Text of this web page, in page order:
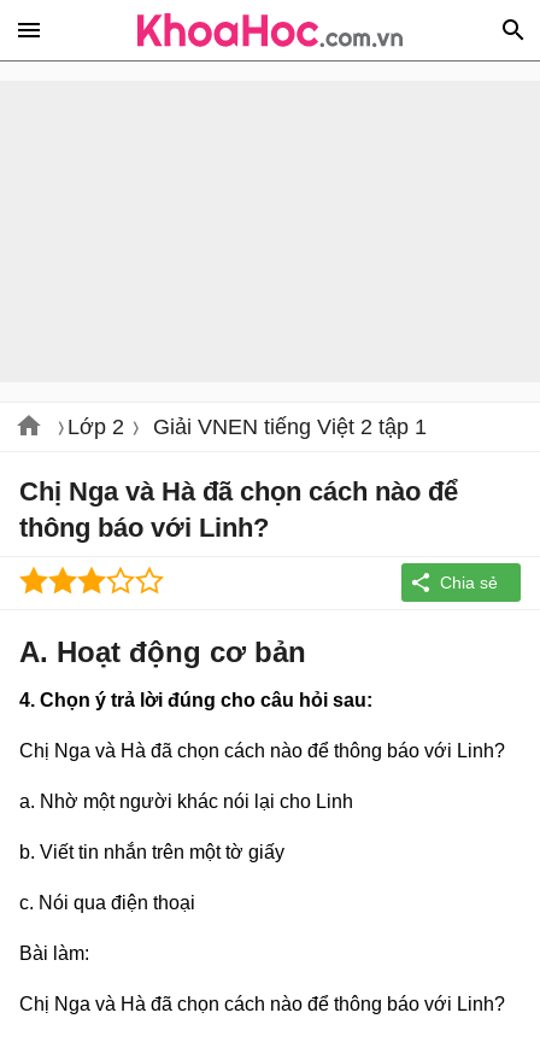
Lớp 2 Giải VNEN tiếng Việt 2 tập 1
Chị Nga và Hà đã chọn cách nào để
thông báo với Linh?
A. Hoạt động cơ bản
4. Chọn ý trả lời đúng cho câu hỏi sau:
Chị Nga và Hà đã chọn cách nào để thông báo với Linh?
a. Nhờ một người khác nói lại cho Linh
b. Viết tin nhắn trên một tờ giấy
c. Nói qua điện thoại
Bài làm:
Chị Nga và Hà đã chọn cách nào để thông báo với Linh?